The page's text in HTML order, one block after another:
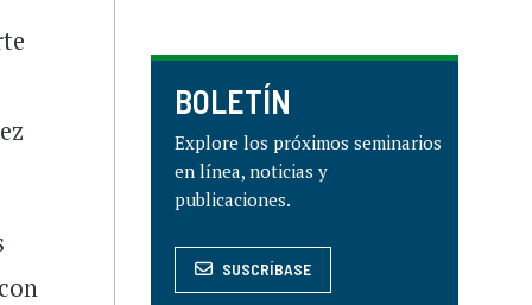
BOLETÍN
Explore los próximos seminarios
en línea, noticias y
publicaciones.
SUSCRÍBASE